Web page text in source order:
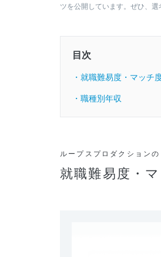
ツを公開しています。ぜひ、
目次
・就職難易度・マッチ
・職種別年収
ループスプロダクションの
就職難易度・